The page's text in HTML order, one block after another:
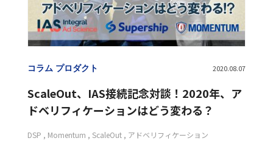
SMS配信
SSP
Supership Search Solution（S4）
Supership Touch Gift
UltraImpression
VR
アドフラウド
アドベリフィケーション
アプリマーケティング
キャリア
コーポレート
ダイレクトマーケティング
データクリーンルーム
データサイエンティスト
セミナーレポート
テクノロジー
プロダクト
コラム プロダクト 2020.08.07
ScaleOut、IAS接続記念対談！2020年、ア
ドベリフィケーションはどう変わる？
DSP Momentum ScaleOut アドベリフィケーション